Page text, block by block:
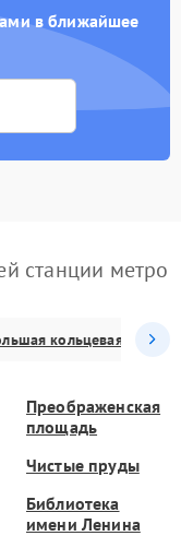
в ближайшее
станции метро
кольцевая
Преображенская
площадь
Чистые пруды
Библиотека
имени Ленина